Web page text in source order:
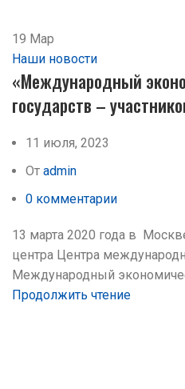
19 Мар
Наши новости
«Международный
государств –
11 июля, 2023
От admin
0 комментарии
13 марта 2020 года в
центра Центра
Международный
Продолжить чтение